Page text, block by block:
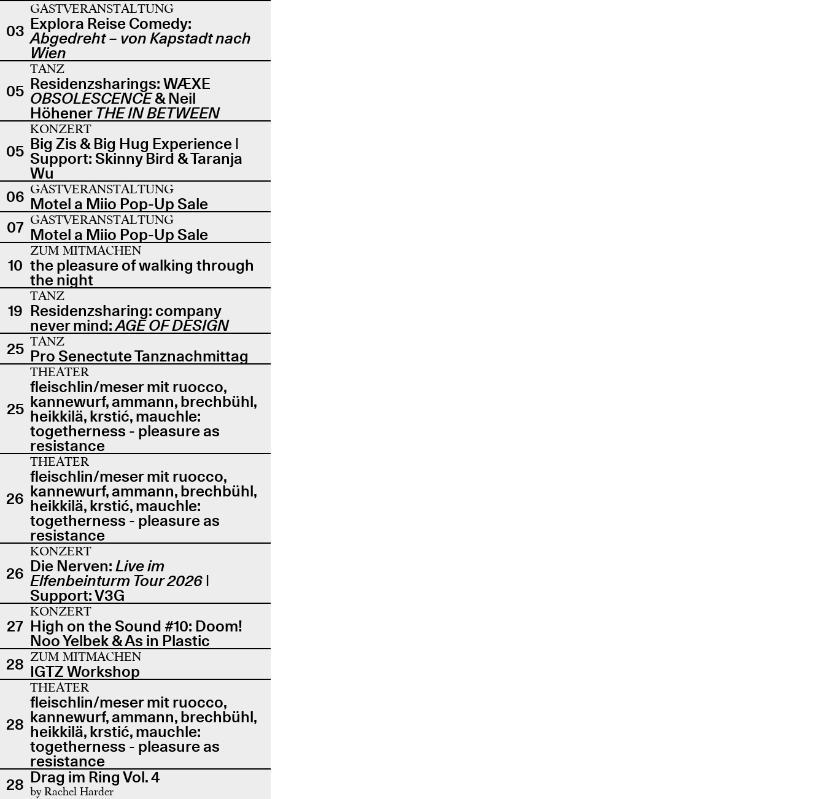
03
GASTVERANSTALTUNG
Explora Reise Comedy:
Abgedreht – von Kapstadt nach
Wien
05
TANZ
Residenzsharings: WÆXE
OBSOLESCENCE& Neil
Höhener THE IN BETWEEN
05
KONZERT
Big Zis & Big Hug Experience |
Support: Skinny Bird & Taranja
Wu
06 GASTVERANSTALTUNG
Motel a Miio Pop-Up Sale
07 GASTVERANSTALTUNG
Motel a Miio Pop-Up Sale
10
ZUM MITMACHEN
the pleasure of walking through
the night
19
TANZ
Residenzsharing: company
never mind:AGE OF DESIGN
25 TANZ
Pro Senectute Tanznachmittag
25
THEATER
fleischlin/meser mit ruocco,
kannewurf, ammann, brechbühl,
heikkilä, krstić, mauchle:
togetherness - pleasure as
resistance
26
THEATER
fleischlin/meser mit ruocco,
kannewurf, ammann, brechbühl,
heikkilä, krstić, mauchle:
togetherness - pleasure as
resistance
26
KONZERT
Die Nerven:Live im
Elfenbeinturm Tour 2026 |
Support: V3G
27
KONZERT
High on the Sound #10: Doom!
Noo Yelbek & As in Plastic
28 ZUM MITMACHEN
IGTZ Workshop
28
THEATER
fleischlin/meser mit ruocco,
kannewurf, ammann, brechbühl,
heikkilä, krstić, mauchle:
togetherness - pleasure as
resistance
28 Drag im Ring Vol. 4
by Rachel Harder